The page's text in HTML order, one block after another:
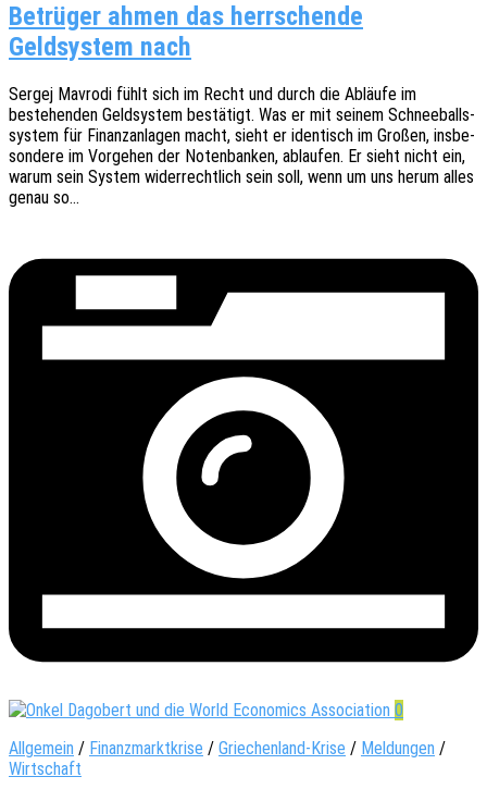
Betrüger ahmen das herrschende
Geldsystem nach
Sergej Mavro­di fühlt sich im Recht und durch die Abläu­fe im
bestehen­den Geld­sys­tem bestä­tigt. Was er mit seinem Schnee­balls­
sys­tem für Finanz­an­la­gen macht, sieht er iden­tisch im Großen, insbe­
son­de­re im Vorge­hen der Noten­ban­ken, ablau­fen. Er sieht nicht ein,
warum sein System wider­recht­lich sein soll, wenn um uns herum alles
genau so…
0
Allgemein / Finanzmarktkrise / Griechenland-Krise / Meldungen /
Wirtschaft